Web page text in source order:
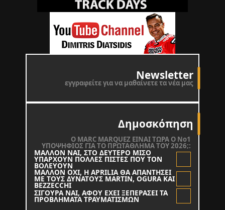
Newsletter
εγγραφείτε για να μαθαίνετε τα νέα μας
Δημοσκόπηση
O MARC MARQUEZ ΕΙΝΑΙ ΤΩΡΑ Ο Νο1
ΥΠΟΨΗΦΙΟΣ ΓΙΑ ΤΟ ΠΡΩΤΑΘΛΗΜΑ ΤΟΥ 2026;:
ΜΑΛΛΟΝ ΝΑΙ, ΣΤΟ ΔΕΥΤΕΡΟ ΜΙΣΟ
ΥΠΑΡΧΟΥΝ ΠΟΛΛΕΣ ΠΙΣΤΕΣ ΠΟΥ ΤΟΝ
ΒΟΛΕΥΟΥΝ
ΜΑΛΛΟΝ ΟΧΙ, Η APRILIA ΘΑ ΑΠΑΝΤΗΣΕΙ
ΜΕ ΤΟΥΣ ΔΥΝΑΤΟΥΣ MARTIN, OGURA KAI
BEZZECCHI
ΣΙΓΟΥΡΑ ΝΑΙ, ΑΦΟΥ ΕΧΕΙ ΞΕΠΕΡΑΣΕΙ ΤΑ
ΠΡΟΒΛΗΜΑΤΑ ΤΡΑΥΜΑΤΙΣΜΩΝ